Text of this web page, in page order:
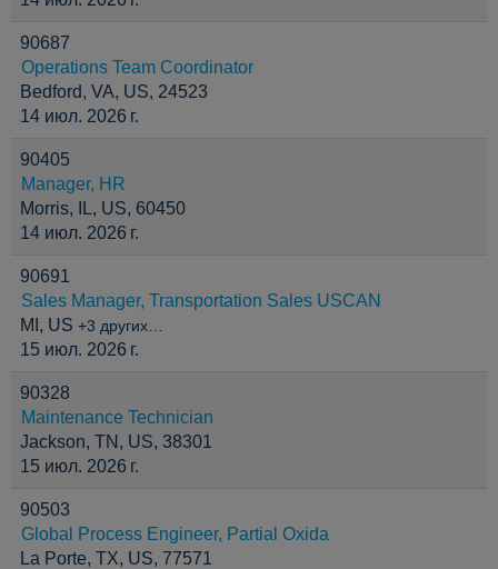
90687
Operations Team Coordinator
Bedford, VA, US, 24523
14 июл. 2026 г.
90405
Manager, HR
Morris, IL, US, 60450
14 июл. 2026 г.
90691
Sales Manager, Transportation Sales USCAN
MI, US +3 других…
15 июл. 2026 г.
90328
Maintenance Technician
Jackson, TN, US, 38301
15 июл. 2026 г.
90503
Global Process Engineer, Partial Oxida
La Porte, TX, US, 77571